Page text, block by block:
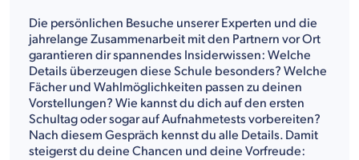
Die persönlichen Besuche unserer Experten und die
jahrelange Zusammenarbeit mit den Partnern vor Ort
garantieren dir spannendes Insiderwissen: Welche
Details überzeugen diese Schule besonders? Welche
Fächer und Wahlmöglichkeiten passen zu deinen
Vorstellungen? Wie kannst du dich auf den ersten
Schultag oder sogar auf Aufnahmetests vorbereiten?
Nach diesem Gespräch kennst du alle Details. Damit
steigerst du deine Chancen und deine Vorfreude: